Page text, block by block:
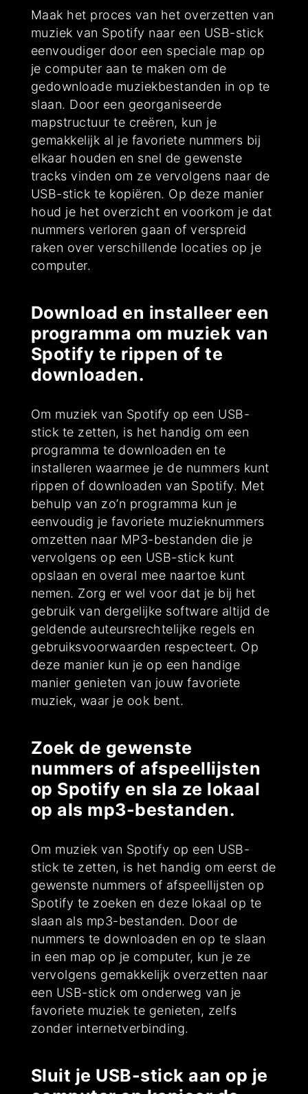
Maak het proces van het overzetten van
muziek van Spotify naar een USB-stick
eenvoudiger door een speciale map op
je computer aan te maken om de
gedownloade muziekbestanden in op te
slaan. Door een georganiseerde
mapstructuur te creëren, kun je
gemakkelijk al je favoriete nummers bij
elkaar houden en snel de gewenste
tracks vinden om ze vervolgens naar de
USB-stick te kopiëren. Op deze manier
houd je het overzicht en voorkom je dat
nummers verloren gaan of verspreid
raken over verschillende locaties op je
computer.
Download en installeer een
programma om muziek van
Spotify te rippen of te
downloaden.
Om muziek van Spotify op een USB-
stick te zetten, is het handig om een
programma te downloaden en te
installeren waarmee je de nummers kunt
rippen of downloaden van Spotify. Met
behulp van zo’n programma kun je
eenvoudig je favoriete muzieknummers
omzetten naar MP3-bestanden die je
vervolgens op een USB-stick kunt
opslaan en overal mee naartoe kunt
nemen. Zorg er wel voor dat je bij het
gebruik van dergelijke software altijd de
geldende auteursrechtelijke regels en
gebruiksvoorwaarden respecteert. Op
deze manier kun je op een handige
manier genieten van jouw favoriete
muziek, waar je ook bent.
Zoek de gewenste
nummers of afspeellijsten
op Spotify en sla ze lokaal
op als mp3-bestanden.
Om muziek van Spotify op een USB-
stick te zetten, is het handig om eerst de
gewenste nummers of afspeellijsten op
Spotify te zoeken en deze lokaal op te
slaan als mp3-bestanden. Door de
nummers te downloaden en op te slaan
in een map op je computer, kun je ze
vervolgens gemakkelijk overzetten naar
een USB-stick om onderweg van je
favoriete muziek te genieten, zelfs
zonder internetverbinding.
Sluit je USB-stick aan op je